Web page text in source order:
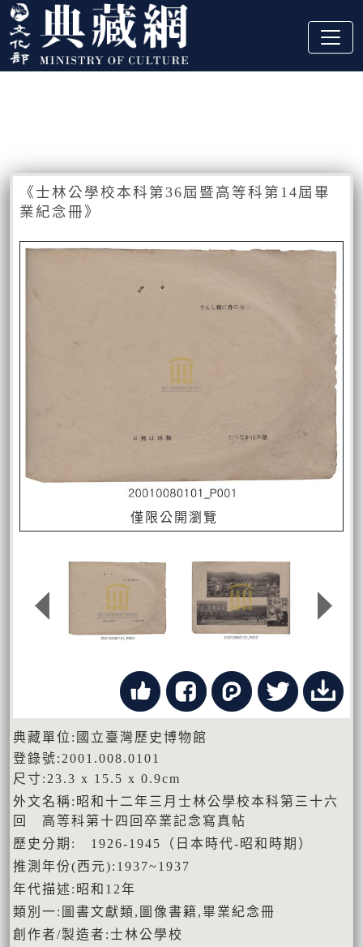
跳到主要內容
:::
《士林公學校本科第36屆暨高等科第14屆畢
業紀念冊》
僅限公開瀏覽
典藏單位:國立臺灣歷史博物館
登錄號:2001.008.0101
尺寸:23.3 x 15.5 x 0.9cm
外文名稱:昭和十二年三月士林公學校本科第三十六
回 高等科第十四回卒業記念寫真帖
歷史分期: 1926-1945（日本時代-昭和時期）
推測年份(西元):1937~1937
年代描述:昭和12年
類別一:圖書文獻類,圖像書籍,畢業紀念冊
創作者/製造者:士林公學校